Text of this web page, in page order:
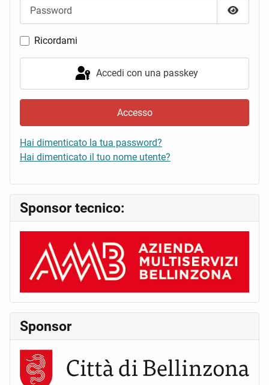
Mostra
Ricordami
Accedi con una passkey
Accesso
Hai dimenticato la tua password?
Hai dimenticato il tuo nome utente?
Sponsor tecnico:
Sponsor